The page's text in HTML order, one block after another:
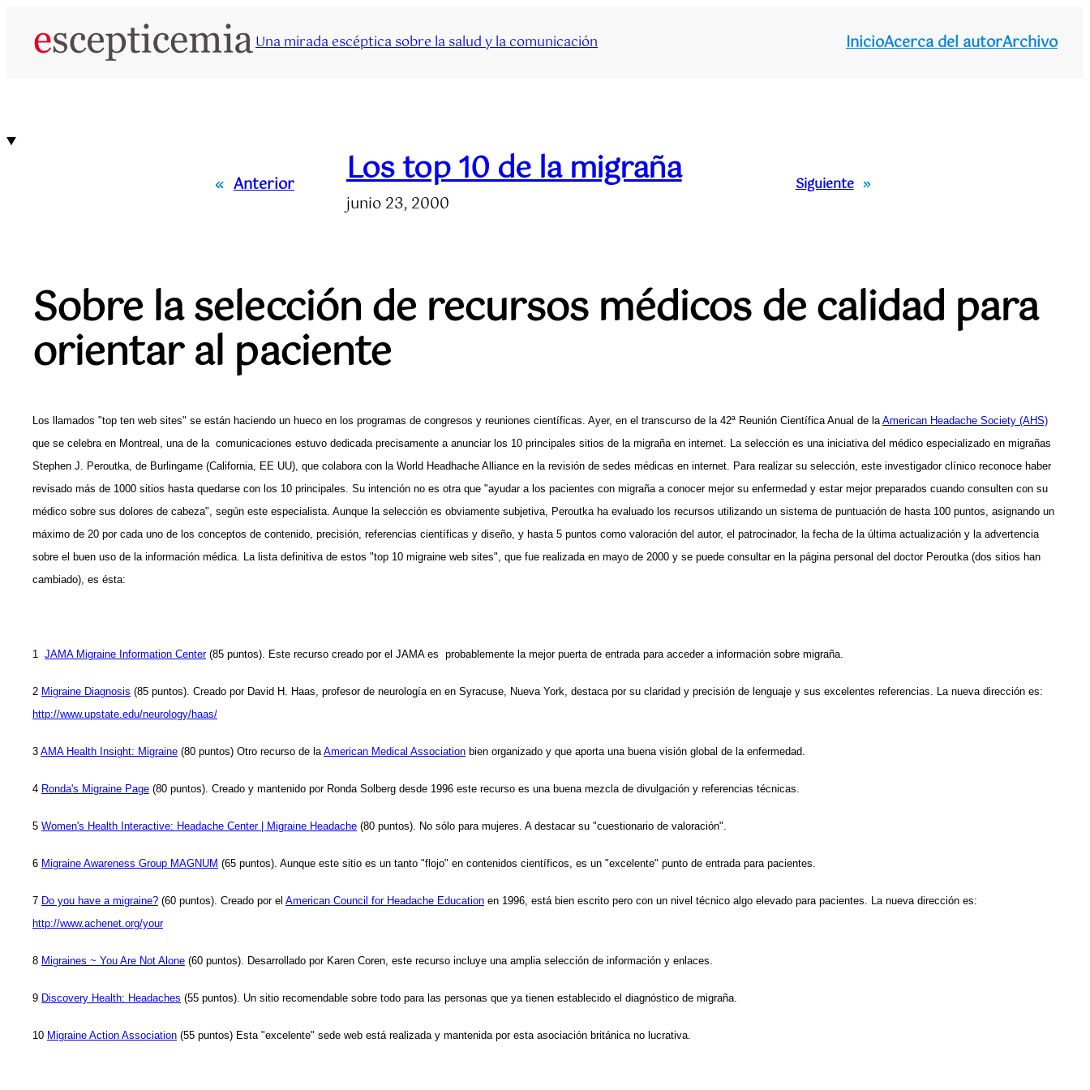
Una mirada escéptica sobre la salud y la comunicación InicioAcerca del autorArchivo
« Anterior Los top 10 de la migraña
junio 23, 2000
Siguiente »
Sobre la selección de recursos médicos de calidad para
orientar al paciente
Los llamados "top ten web sites" se están haciendo un hueco en los programas de congresos y reuniones científicas. Ayer, en el transcurso de la 42ª Reunión Científica Anual de la American Headache Society (AHS)
que se celebra en Montreal, una de la comunicaciones estuvo dedicada precisamente a anunciar los 10 principales sitios de la migraña en internet. La selección es una iniciativa del médico especializado en migrañas
Stephen J. Peroutka, de Burlingame (California, EE UU), que colabora con la World Headhache Alliance en la revisión de sedes médicas en internet. Para realizar su selección, este investigador clínico reconoce haber
revisado más de 1000 sitios hasta quedarse con los 10 principales. Su intención no es otra que "ayudar a los pacientes con migraña a conocer mejor su enfermedad y estar mejor preparados cuando consulten con su
médico sobre sus dolores de cabeza", según este especialista. Aunque la selección es obviamente subjetiva, Peroutka ha evaluado los recursos utilizando un sistema de puntuación de hasta 100 puntos, asignando un
máximo de 20 por cada uno de los conceptos de contenido, precisión, referencias científicas y diseño, y hasta 5 puntos como valoración del autor, el patrocinador, la fecha de la última actualización y la advertencia
sobre el buen uso de la información médica. La lista definitiva de estos "top 10 migraine web sites", que fue realizada en mayo de 2000 y se puede consultar en la página personal del doctor Peroutka (dos sitios han
cambiado), es ésta:
1 JAMA Migraine Information Center(85 puntos). Este recurso creado por el JAMA es probablemente la mejor puerta de entrada para acceder a información sobre migraña.
2 Migraine Diagnosis (85 puntos). Creado por David H. Haas, profesor de neurología en en Syracuse, Nueva York, destaca por su claridad y precisión de lenguaje y sus excelentes referencias. La nueva dirección es:
http://www.upstate.edu/neurology/haas/
3 AMA Health Insight: Migraine (80 puntos) Otro recurso de la American Medical Association bien organizado y que aporta una buena visión global de la enfermedad.
4 Ronda's Migraine Page (80 puntos). Creado y mantenido por Ronda Solberg desde 1996 este recurso es una buena mezcla de divulgación y referencias técnicas.
5 Women's Health Interactive: Headache Center | Migraine Headache (80 puntos). No sólo para mujeres. A destacar su "cuestionario de valoración".
6 Migraine Awareness Group MAGNUM (65 puntos). Aunque este sitio es un tanto "flojo" en contenidos científicos, es un "excelente" punto de entrada para pacientes.
7 Do you have a migraine? (60 puntos). Creado por el American Council for Headache Education en 1996, está bien escrito pero con un nivel técnico algo elevado para pacientes. La nueva dirección es:
http://www.achenet.org/your
8 Migraines ~ You Are Not Alone (60 puntos). Desarrollado por Karen Coren, este recurso incluye una amplia selección de información y enlaces.
9 Discovery Health: Headaches (55 puntos). Un sitio recomendable sobre todo para las personas que ya tienen establecido el diagnóstico de migraña.
10 Migraine Action Association (55 puntos) Esta "excelente" sede web está realizada y mantenida por esta asociación británica no lucrativa.